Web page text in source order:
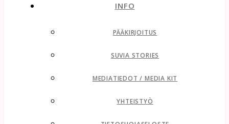
INFO
PÄÄKIRJOITUS
SUVIA STORIES
MEDIATIEDOT / MEDIA KIT
YHTEISTYÖ